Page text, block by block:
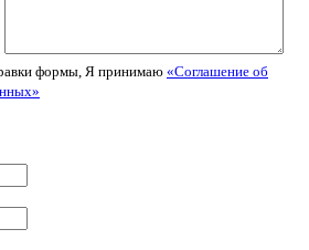
формы, Я принимаю «Соглашение об